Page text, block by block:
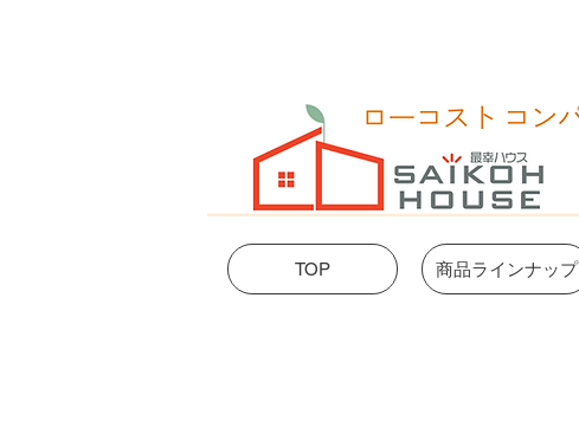
TOP 商品ラインナップ